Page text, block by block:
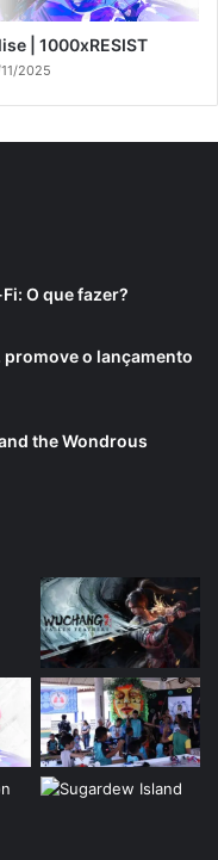
| 1000xRESIST
2025
O que fazer?
promove o lançamento
the Wondrous